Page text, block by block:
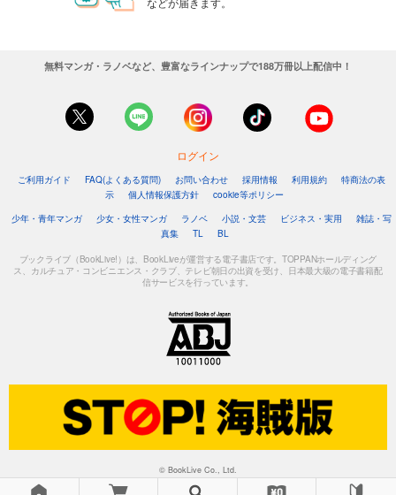
無料マンガ・ラノベなど、豊富なラインナップで188万冊以上配信中！
ログイン
ご利用ガイド FAQ(よくある質問) お問い合わせ 採用情報 利用規約
特商法の表
示
個人情報保護方針
cookie等ポリシー
少年・青年マンガ
少女・女性マンガ ラノベ 小説・文芸 ビジネス・実用
雑誌・写
真集
TL BL
ブックライブ（BookLive!）は、BookLiveが運営する電子書店です。TOPPANホールディング
ス、カルチュア・コンビニエンス・クラブ、テレビ朝日の出資を受け、日本最大級の電子書籍配
信サービスを行っています。
© BookLive Co., Ltd.